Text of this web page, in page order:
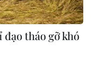
tháo gỡ khó